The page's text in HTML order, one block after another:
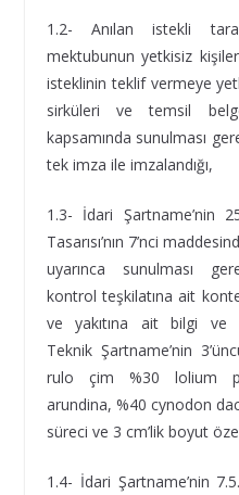
1.2- Anılan istekli
mektubunun yetkisiz kişiler
isteklinin teklif vermeye
sirküleri ve temsil
kapsamında sunulması
tek imza ile imzalandığı,
1.3- İdari Şartname’nin
Tasarısı’nın 7’nci
uyarınca sunulması
kontrol teşkilatına ait
ve yakıtına ait bilgi ve
Teknik Şartname’nin
rulo çim %30 lolium
arundina, %40 cynodon
süreci ve 3 cm’lik boyut
1.4- İdari Şartname’nin